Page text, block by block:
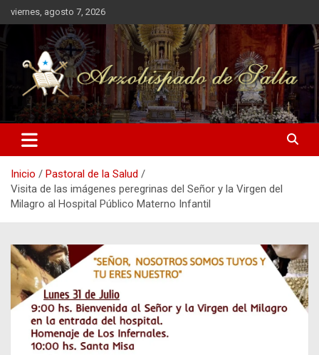
Saltar
al
contenido
viernes, agosto 7, 2026
Arzobispado de Salta
Arzobispado de Salta
Inicio
Pastoral de la Salud
Visita de las imágenes peregrinas del Señor y la Virgen del
Milagro al Hospital Público Materno Infantil